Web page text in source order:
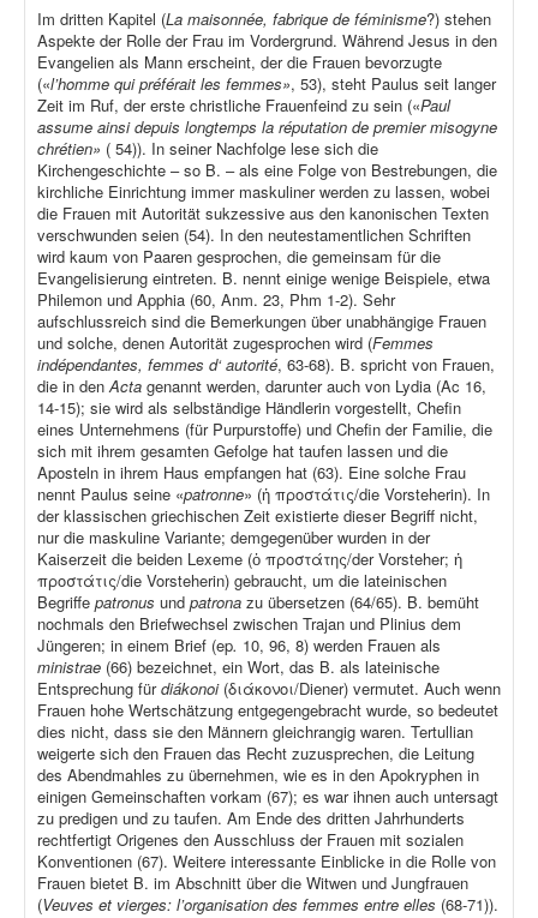
Im dritten Kapitel (La maisonnée, fabrique de féminisme?) stehen
Aspekte der Rolle der Frau im Vordergrund. Während Jesus in den
Evangelien als Mann erscheint, der die Frauen bevorzugte
(«l’homme qui préférait les femmes», 53), steht Paulus seit langer
Zeit im Ruf, der erste christliche Frauenfeind zu sein («Paul
assume ainsi depuis longtemps la réputation de premier misogyne
chrétien» ( 54)). In seiner Nachfolge lese sich die
Kirchengeschichte – so B. – als eine Folge von Bestrebungen, die
kirchliche Einrichtung immer maskuliner werden zu lassen, wobei
die Frauen mit Autorität sukzessive aus den kanonischen Texten
verschwunden seien (54). In den neutestamentlichen Schriften
wird kaum von Paaren gesprochen, die gemeinsam für die
Evangelisierung eintreten. B. nennt einige wenige Beispiele, etwa
Philemon und Apphia (60, Anm. 23, Phm 1-2). Sehr
aufschlussreich sind die Bemerkungen über unabhängige Frauen
und solche, denen Autorität zugesprochen wird (Femmes
indépendantes, femmes d‘ autorité, 63-68). B. spricht von Frauen,
die in denActa genannt werden, darunter auch von Lydia (Ac 16,
14-15); sie wird als selbständige Händlerin vorgestellt, Chefin
eines Unternehmens (für Purpurstoffe) und Chefin der Familie, die
sich mit ihrem gesamten Gefolge hat taufen lassen und die
Aposteln in ihrem Haus empfangen hat (63). Eine solche Frau
nennt Paulus seine «patronne» (ἡ προστάτις/die Vorsteherin). In
der klassischen griechischen Zeit existierte dieser Begriff nicht,
nur die maskuline Variante; demgegenüber wurden in der
Kaiserzeit die beiden Lexeme (ὁ προστάτης/der Vorsteher; ἡ
προστάτις/die Vorsteherin) gebraucht, um die lateinischen
Begriffe patronus und patrona zu übersetzen (64/65). B. bemüht
nochmals den Briefwechsel zwischen Trajan und Plinius dem
Jüngeren; in einem Brief (ep. 10, 96, 8) werden Frauen als
ministrae (66) bezeichnet, ein Wort, das B. als lateinische
Entsprechung fürdiákonoi (διάκονοι/Diener) vermutet. Auch wenn
Frauen hohe Wertschätzung entgegengebracht wurde, so bedeutet
dies nicht, dass sie den Männern gleichrangig waren. Tertullian
weigerte sich den Frauen das Recht zuzusprechen, die Leitung
des Abendmahles zu übernehmen, wie es in den Apokryphen in
einigen Gemeinschaften vorkam (67); es war ihnen auch untersagt
zu predigen und zu taufen. Am Ende des dritten Jahrhunderts
rechtfertigt Origenes den Ausschluss der Frauen mit sozialen
Konventionen (67). Weitere interessante Einblicke in die Rolle von
Frauen bietet B. im Abschnitt über die Witwen und Jungfrauen
(Veuves et vierges: l’organisation des femmes entre elles (68-71)).